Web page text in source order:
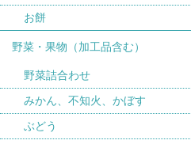
お餅
野菜・果物（加工品含む）
野菜詰合わせ
みかん、不知火、かぼす
ぶどう